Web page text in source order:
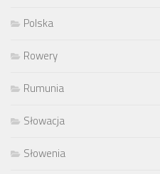
Polska
Rowery
Rumunia
Słowacja
Słowenia